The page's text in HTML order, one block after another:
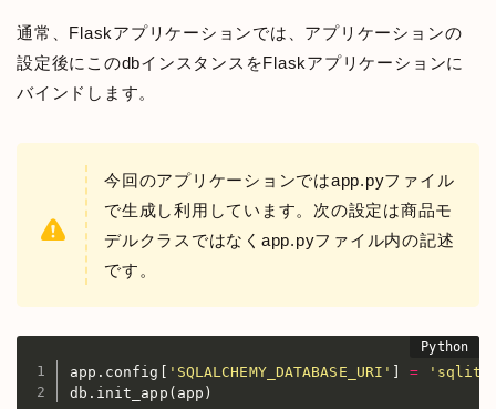
通常、Flaskアプリケーションでは、アプリケーションの
設定後にこのdbインスタンスをFlaskアプリケーションに
バインドします。
今回のアプリケーションではapp.pyファイル
で生成し利用しています。次の設定は商品モ
デルクラスではなくapp.pyファイル内の記述
です。
app . config [ 'SQLALCHEMY_DATABASE_URI' ] =
db . init_app ( app )